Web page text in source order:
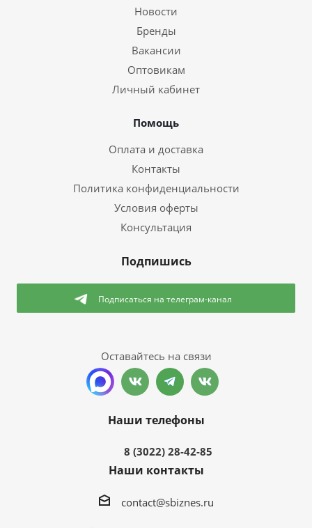
Новости
Бренды
Вакансии
Оптовикам
Личный кабинет
Помощь
Оплата и доставка
Контакты
Политика конфиденциальности
Условия оферты
Консультация
Подпишись
Подписаться на телеграм-канал
Оставайтесь на связи
Наши телефоны
8 (3022) 28-42-85
Наши контакты
contact@sbiznes.ru